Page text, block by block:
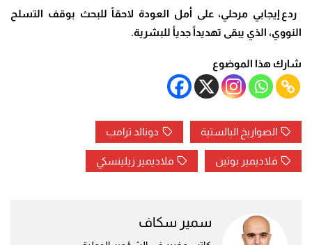
ردع إيجابي مرحلي، على أمل العودة لاحقاً للبحث بوقف التسلح
النووي، الذي يبقى تهديداً جدياً للبشرية.
شارك هذا الموضوع
الصواريخ البالستية دونالد ترامب
فلاديمير بوتين فلاديمير زيلينسكي
سمير سكاف